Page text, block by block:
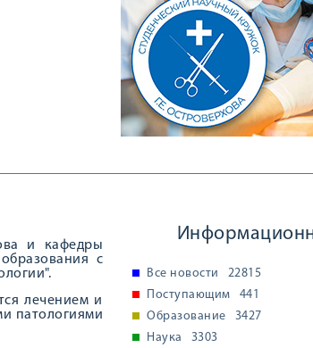
и кафедры
с
лечением и
патологиями
Все новости
22815
Поступающим
441
Образование
3427
Наука
3303